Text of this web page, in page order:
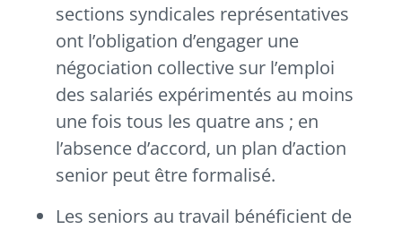
sections syndicales représentatives
ont l’obligation d’engager une
négociation collective sur l’emploi
des salariés expérimentés au moins
une fois tous les quatre ans ; en
l’absence d’accord, un plan d’action
senior peut être formalisé.
Les seniors au travail bénéficient de